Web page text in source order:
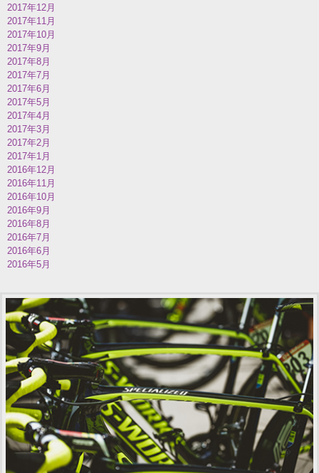
2017年12月
2017年11月
2017年10月
2017年9月
2017年8月
2017年7月
2017年6月
2017年5月
2017年4月
2017年3月
2017年2月
2017年1月
2016年12月
2016年11月
2016年10月
2016年9月
2016年8月
2016年7月
2016年6月
2016年5月